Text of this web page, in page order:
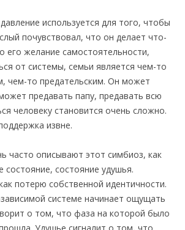
используется для того, чтобы
почувствовал, что он делает что-
его желание самостоятельности,
от системы, семьи является чем-то
чем-то предательским. Он может
предавать папу, предавать всю
человеку становится очень сложно.
извне.
часто описывают этот симбиоз, как
состояние, состояние удушья.
потерю собственной идентичности.
системе начинает ощущать
о том, что фаза на которой было